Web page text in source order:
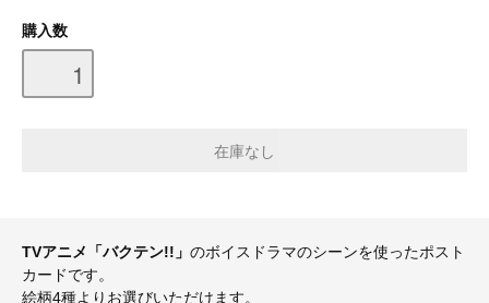
購入数
TVアニメ「バクテン!!」 のボイスドラマのシーンを使ったポスト
カードです。
絵柄4種よりお選びいただけます。